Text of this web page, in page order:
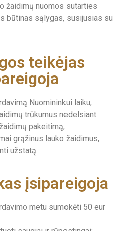
žaidimų nuomos sutarties
būtinas sąlygas, susijusias su
teikėjas
Nuomininkui laiku;
trūkumus nedelsiant
pakeitimą;
grąžinus lauko žaidimus,
užstatą.
įsipareigoja
metu sumokėti 50 eur